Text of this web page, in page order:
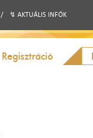
/ ↯ AKTUÁLIS INFÓK
Regisztráció